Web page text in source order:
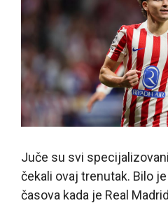
Juče su svi
čekali ovaj trenutak. Bilo
časova kada je Real